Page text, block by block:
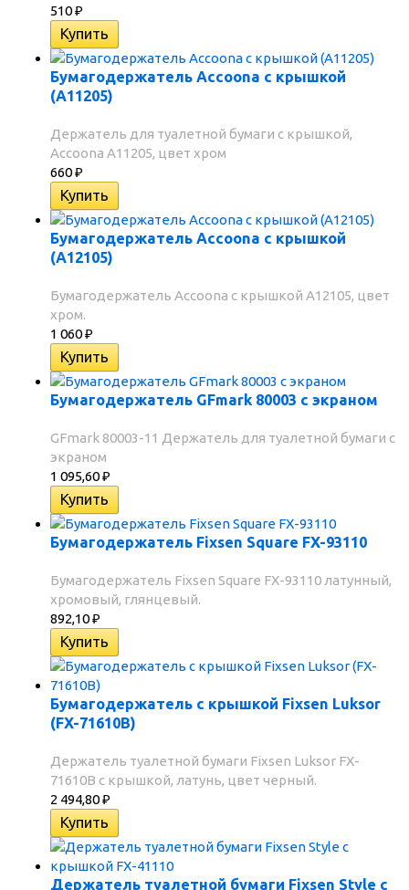
510₽
Бумагодержатель Accoona с крышкой
(A11205)
Держатель для туалетной бумаги с крышкой,
Accoona A11205, цвет хром
660₽
Бумагодержатель Accoona с крышкой
(А12105)
Бумагодержатель Accoona с крышкой А12105, цвет
хром.
1 060₽
Бумагодержатель GFmark 80003 с экраном
GFmark 80003-11 Держатель для туалетной бумаги с
экраном
1 095,60₽
Бумагодержатель Fixsen Square FX-93110
Бумагодержатель Fixsen Square FX-93110 латунный,
хромовый, глянцевый.
892,10₽
Бумагодержатель с крышкой Fixsen Luksor
(FX-71610B)
Держатель туалетной бумаги Fixsen Luksor FX-
71610B с крышкой, латунь, цвет черный.
2 494,80₽
Держатель туалетной бумаги Fixsen Style с